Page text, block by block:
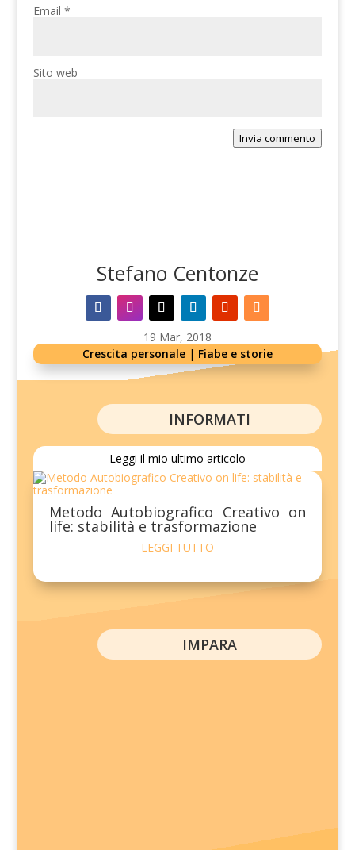
Email*
Sito web
Invia commento
Stefano Centonze
19 Mar, 2018
Crescita personale | Fiabe e storie
INFORMATI
Leggi il mio ultimo articolo
Metodo Autobiografico Creativo on
life: stabilità e trasformazione
LEGGI TUTTO
IMPARA